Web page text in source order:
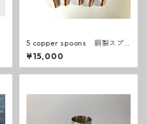
5 copper spoons 銅製スプ
ーン５本
¥15,000